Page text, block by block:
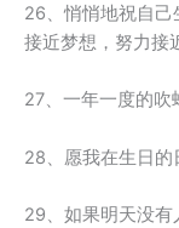
26、悄悄地祝自己
接近梦想，努力接
27、一年一度的吹
28、愿我在生日的
29、如果明天没